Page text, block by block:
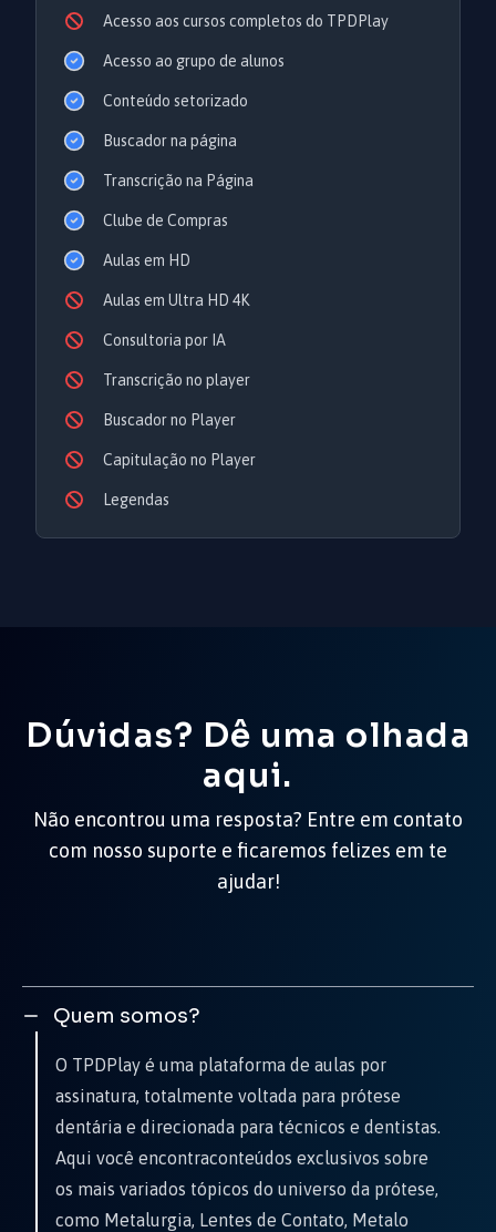
Acesso aos cursos completos do TPDPlay
Acesso ao grupo de alunos
Conteúdo setorizado
Buscador na página
Transcrição na Página
Clube de Compras
Aulas em HD
Aulas em Ultra HD 4K
Consultoria por IA
Transcrição no player
Buscador no Player
Capitulação no Player
Legendas
Dúvidas? Dê uma olhada
aqui.
Não encontrou uma resposta? Entre em contato
com nosso suporte e ficaremos felizes em te
ajudar!
Quem somos?
O TPDPlay é uma plataforma de aulas por
assinatura, totalmente voltada para prótese
dentária e direcionada para técnicos e dentistas.
Aqui você encontraconteúdos exclusivos sobre
os mais variados tópicos do universo da prótese,
como Metalurgia, Lentes de Contato, Metalo